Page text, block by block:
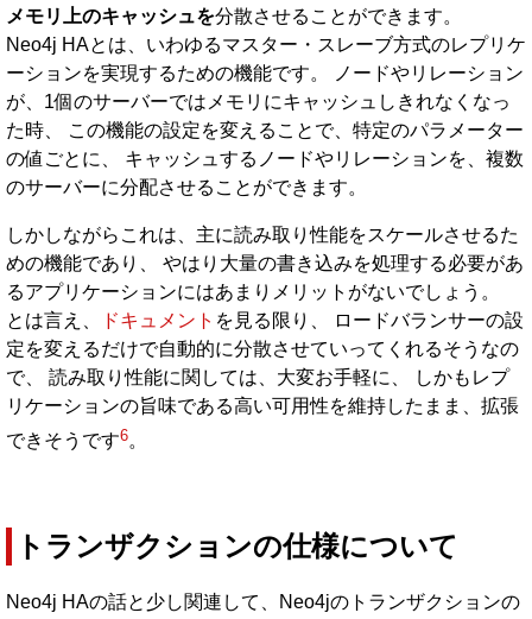
メモリ上のキャッシュを分散させることができます。
Neo4j HAとは、いわゆるマスター・スレーブ方式のレプリケ
ーションを実現するための機能です。 ノードやリレーション
が、1個のサーバーではメモリにキャッシュしきれなくなっ
た時、 この機能の設定を変えることで、特定のパラメーター
の値ごとに、 キャッシュするノードやリレーションを、複数
のサーバーに分配させることができます。
しかしながらこれは、主に読み取り性能をスケールさせるた
めの機能であり、 やはり大量の書き込みを処理する必要があ
るアプリケーションにはあまりメリットがないでしょう。
とは言え、
ドキュメント を見る限り、 ロードバランサーの設
定を変えるだけで自動的に分散させていってくれるそうなの
で、 読み取り性能に関しては、大変お手軽に、 しかもレプ
リケーションの旨味である高い可用性を維持したまま、拡張
できそうです6。
トランザクションの仕様について
Neo4j HAの話と少し関連して、Neo4jのトランザクションの